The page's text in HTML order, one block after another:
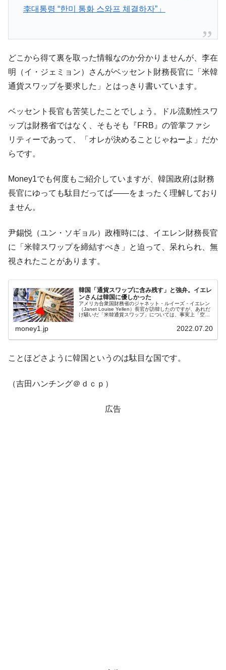
李대통령 “한미 통화 스와프 체결하자”」
どこから得て裏を取った情報なのか分かりませんが、李在
明（イ・ジェミョン）さんがベッセント財務長官に「米韓
通貨スワップを要求した」とはっきり書いています。
ベッセント長官も苦笑したことでしょう。ドル流動性スワ
ップは財務省ではなく、そもそも『FRB』の管掌ファシ
リティーであって、「オレが決めることじゃねーよ」だか
らです。
Money1でも何度もご紹介していますが、韓国政府は財務
長官にゆっても駄目だってば――をまったく理解しており
ません。
尹錫悦（ユン・ソギョル）政権時には、イエレン財務長官
に「米韓スワップを締結すべき」と迫って、呆れられ、無
視されたことがあります。
韓国「通貨スワップに含み残す」と強弁。イエレ
ンさんは韓国に優しかった
アメリカ合衆国財務省のジャネット・ルイーズ・イエレン
（Janet Louise Yellen）長官が訪韓したのですが、あれだ
け騒いだ「米韓通貨スワップ」については、事実上「空振
money1.jp 2022.07.20
ことほどさように韓国というのは駄目な国です。
（吉田ハンチング＠ｄｃｐ）
広告